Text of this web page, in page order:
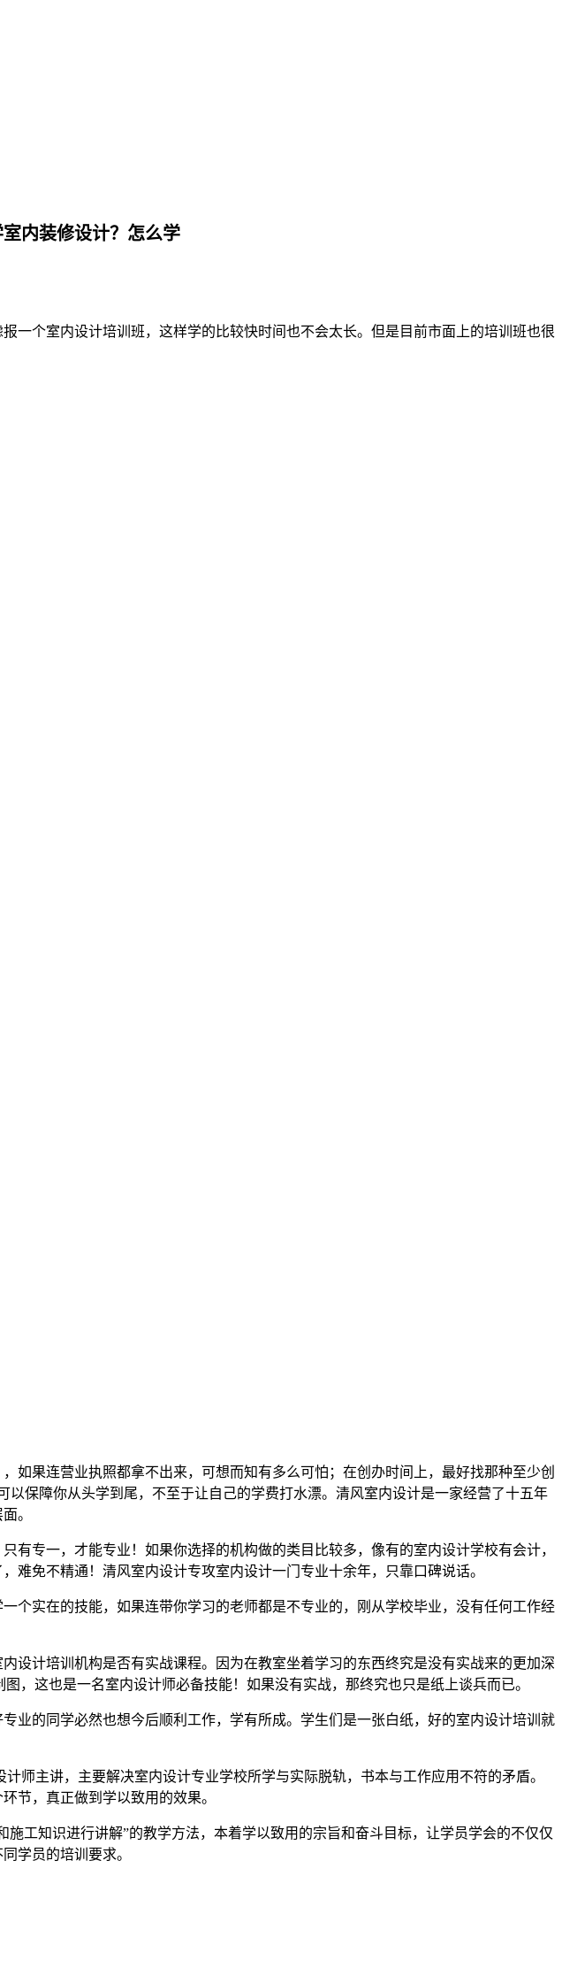
内装修设计？怎么学
一个室内设计培训班，这样学的比较快时间也不会太长。但是目前市面上的培训班也很
如果连营业执照都拿不出来，可想而知有多么可怕；在创办时间上，最好找那种至少创
保障你从头学到尾，不至于让自己的学费打水漂。清风室内设计是一家经营了十五年
。
有专一，才能专业！如果你选择的机构做的类目比较多，像有的室内设计学校有会计，
免不精通！清风室内设计专攻室内设计一门专业十余年，只靠口碑说话。
个实在的技能，如果连带你学习的老师都是不专业的，刚从学校毕业，没有任何工作经
设计培训机构是否有实战课程。因为在教室坐着学习的东西终究是没有实战来的更加深
，这也是一名室内设计师必备技能！如果没有实战，那终究也只是纸上谈兵而已。
业的同学必然也想今后顺利工作，学有所成。学生们是一张白纸，好的室内设计培训就
师主讲，主要解决室内设计专业学校所学与实际脱轨，书本与工作应用不符的矛盾。
节，真正做到学以致用的效果。
工知识进行讲解”的教学方法，本着学以致用的宗旨和奋斗目标，让学员学会的不仅仅
学员的培训要求。